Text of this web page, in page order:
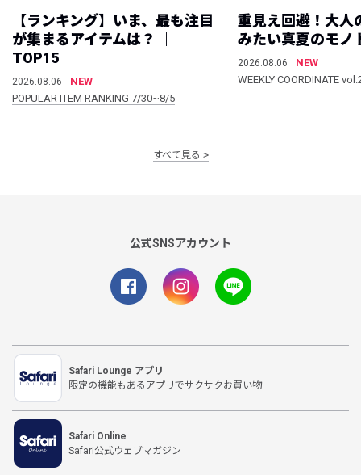
【ランキング】いま、最も注目
が集まるアイテムは？ ｜
TOP15
2026.08.06
NEW
POPULAR ITEM RANKING 7/30~8/5
重見え回避！大人
みたい真夏のモノ
2026.08.06
NEW
WEEKLY COORDINATE
すべて見る
公式SNSアカウント
Safari Lounge アプリ
限定の機能もあるアプリでサクサクお買い物
Safari Online
Safari公式ウェブマガジン